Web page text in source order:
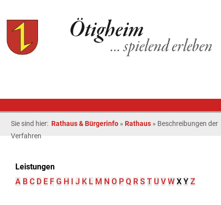
Sie sind hier: Rathaus & Bürgerinfo » Rathaus » Beschreibungen der
Verfahren
Leistungen
A B C D E F G H I J K L M N O P Q R S T U V W X Y Z